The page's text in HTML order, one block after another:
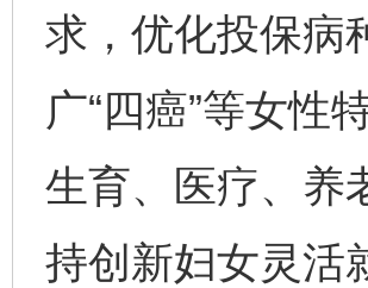
求，优化投保病
广“四癌”等女性
生育、医疗、养
持创新妇女灵活